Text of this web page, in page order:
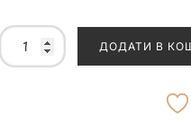
ДОДАТИ В